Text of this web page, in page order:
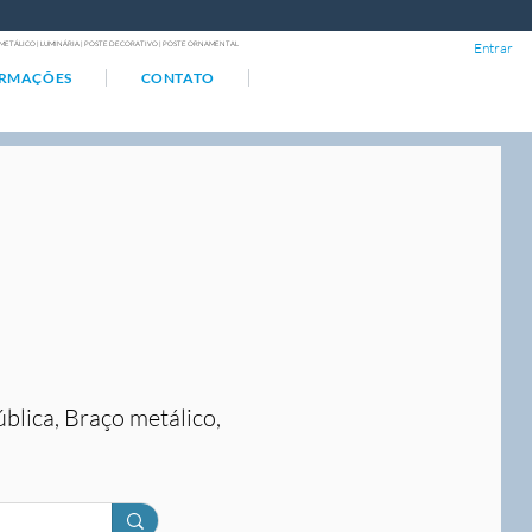
| LUMINÁRIA | POSTE DECORATIVO | POSTE ORNAMENTAL
CONTATO
Entrar
Braço metálico,